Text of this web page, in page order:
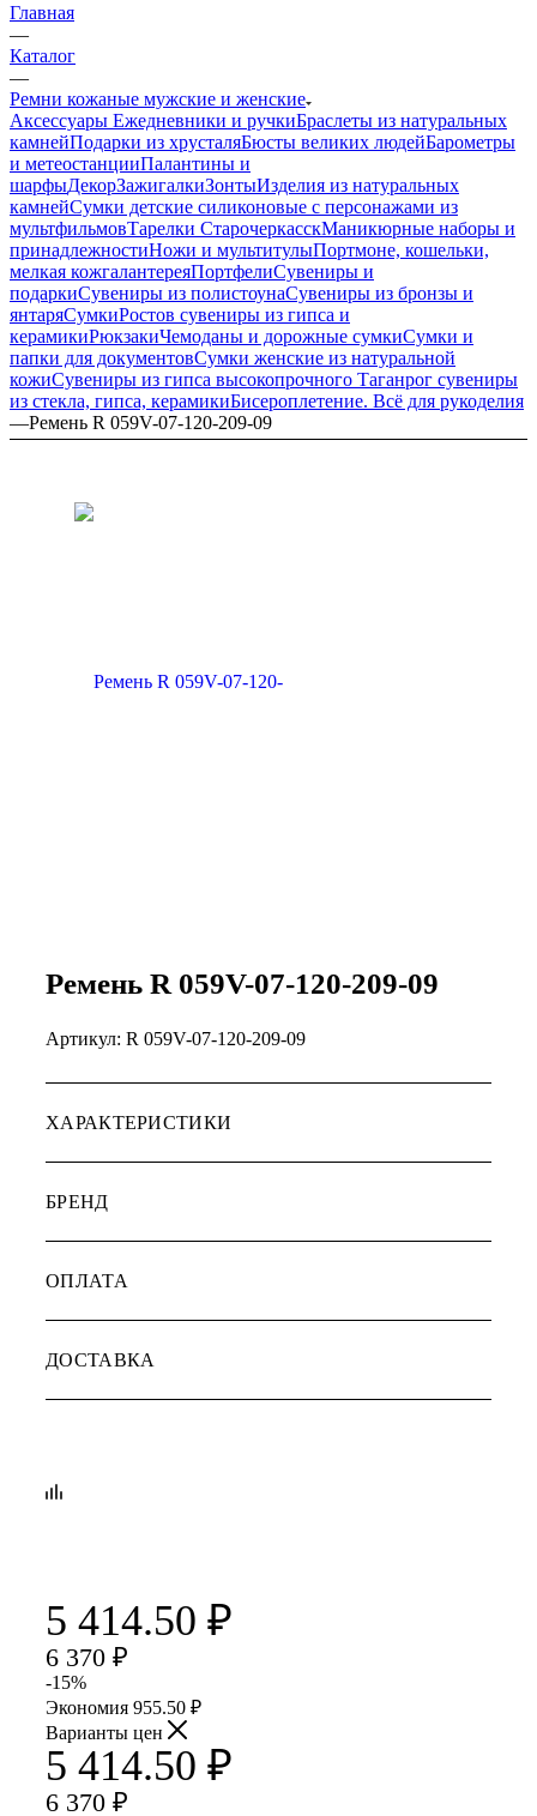
Главная
—
Каталог
—
Ремни кожаные мужские и женские
Аксессуары Ежедневники и ручкиБраслеты из натуральных
камнейПодарки из хрусталяБюсты великих людейБарометры
и метеостанцииПалантины и
шарфыДекорЗажигалкиЗонтыИзделия из натуральных
камнейСумки детские силиконовые с персонажами из
мультфильмовТарелки СтарочеркасскМаникюрные наборы и
принадлежностиНожи и мультитулыПортмоне, кошельки,
мелкая кожгалантереяПортфелиСувениры и
подаркиСувениры из полистоунаСувениры из бронзы и
янтаряСумкиРостов сувениры из гипса и
керамикиРюкзакиЧемоданы и дорожные сумкиСумки и
папки для документовСумки женские из натуральной
кожиСувениры из гипса высокопрочного Таганрог сувениры
из стекла, гипса, керамикиБисероплетение. Всё для рукоделия
—Ремень R 059V-07-120-209-09
Ремень R 059V-07-120-209-09
Артикул: R 059V-07-120-209-09
ХАРАКТЕРИСТИКИ
БРЕНД
ОПЛАТА
ДОСТАВКА
5 414.50 ₽
6 370 ₽
-15%
Экономия 955.50 ₽
Варианты цен
5 414.50 ₽
6 370 ₽